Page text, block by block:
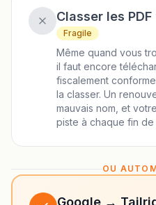
Classer les
Fragile
Même quand vous
il faut encore
fiscalement
la classer. Un
mauvais nom, et
piste à chaque fin de
OU
Google →